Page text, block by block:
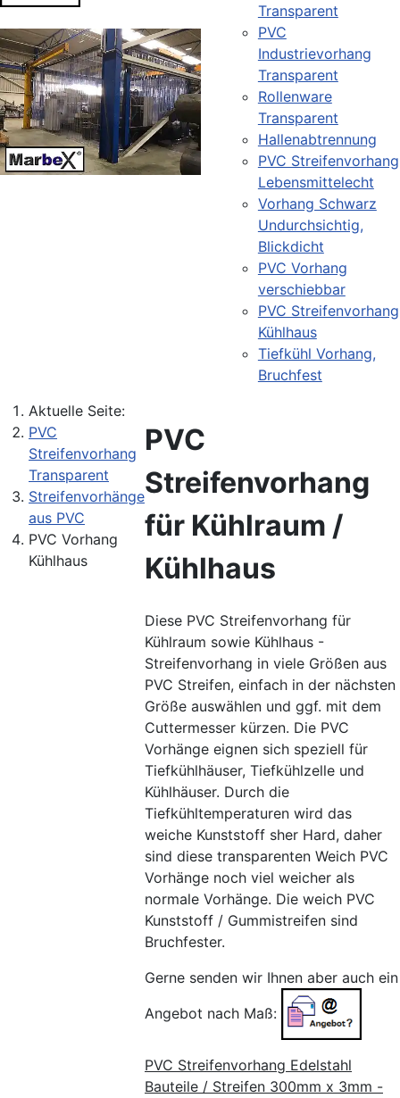
Transparent
PVC
Industrievorhang
Transparent
Rollenware
Transparent
Hallenabtrennung
PVC Streifenvorhang
Lebensmittelecht
Vorhang Schwarz
Undurchsichtig,
Blickdicht
PVC Vorhang
verschiebbar
PVC Streifenvorhang
Kühlhaus
Tiefkühl Vorhang,
Bruchfest
Aktuelle Seite:
PVC
Streifenvorhang
Transparent
Streifenvorhänge
aus PVC
PVC Vorhang
Kühlhaus
PVC
Streifenvorhang
für Kühlraum /
Kühlhaus
Diese PVC Streifenvorhang für
Kühlraum sowie Kühlhaus -
Streifenvorhang in viele Größen aus
PVC Streifen, einfach in der nächsten
Größe auswählen und ggf. mit dem
Cuttermesser kürzen. Die PVC
Vorhänge eignen sich speziell für
Tiefkühlhäuser, Tiefkühlzelle und
Kühlhäuser. Durch die
Tiefkühltemperaturen wird das
weiche Kunststoff sher Hard, daher
sind diese transparenten Weich PVC
Vorhänge noch viel weicher als
normale Vorhänge. Die weich PVC
Kunststoff / Gummistreifen sind
Bruchfester.
Gerne senden wir Ihnen aber auch ein
Angebot nach Maß:
PVC Streifenvorhang Edelstahl
Bauteile / Streifen 300mm x 3mm -